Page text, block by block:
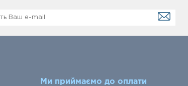
Ми приймаємо до оплати